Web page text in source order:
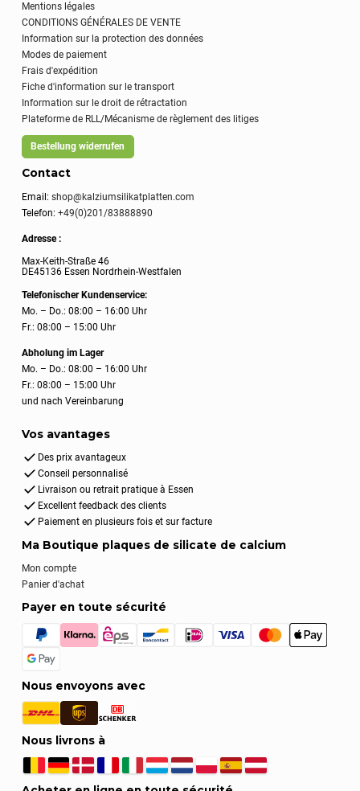
Mentions légales
CONDITIONS GÉNÉRALES DE VENTE
Information sur la protection des données
Modes de paiement
Frais d'expédition
Fiche d'information sur le transport
Information sur le droit de rétractation
Plateforme de RLL/Mécanisme de règlement des litiges
Bestellung widerrufen
Contact
Email:shop@kalziumsilikatplatten.com
Telefon:+49(0)201/83888890
Adresse :
Max-Keith-Straße 46
DE45136 Essen Nordrhein-Westfalen
Telefonischer Kundenservice:
Mo. – Do.: 08:00 – 16:00 Uhr
Fr.: 08:00 – 15:00 Uhr
Abholung im Lager
Mo. – Do.: 08:00 – 16:00 Uhr
Fr.: 08:00 – 15:00 Uhr
und nach Vereinbarung
Vos avantages
Des prix avantageux
Conseil personnalisé
Livraison ou retrait pratique à Essen
Excellent feedback des clients
Paiement en plusieurs fois et sur facture
Ma Boutique plaques de silicate de calcium
Mon compte
Panier d'achat
Payer en toute sécurité
Nous envoyons avec
Nous livrons à